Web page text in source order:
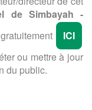
de Simbayah -
ICI
ou mettre à jour
du public.